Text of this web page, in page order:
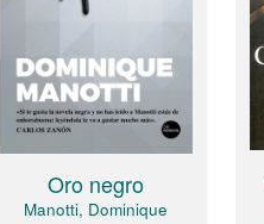
Oro negro
Manotti, Dominique